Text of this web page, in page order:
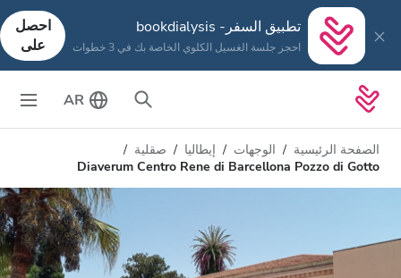
تطبيق السفر- bookdialysis
احجز جلسة الغسيل الكلوي الخاصة بك في 3 خطوات
احصل
على
AR
الصفحة الرئيسية الوجهات إيطاليا
صقلية
Diaverum Centro Rene di Barcellona Pozzo di Gotto